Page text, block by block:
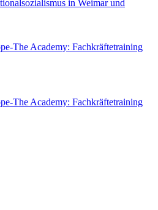
in Weimar und
The Academy: Fachkräftetraining
The Academy: Fachkräftetraining